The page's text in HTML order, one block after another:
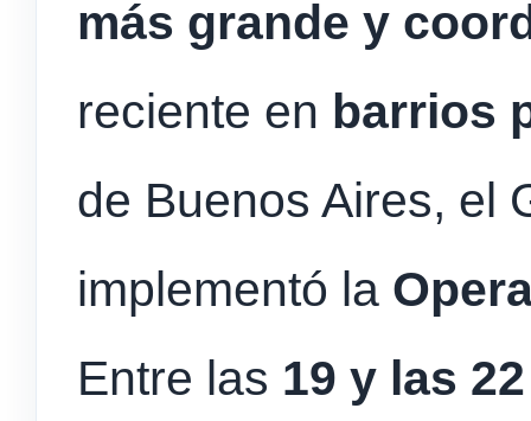
más grande y
reciente en barrios
de Buenos Aires, el
implementó la
Entre las 19 y las